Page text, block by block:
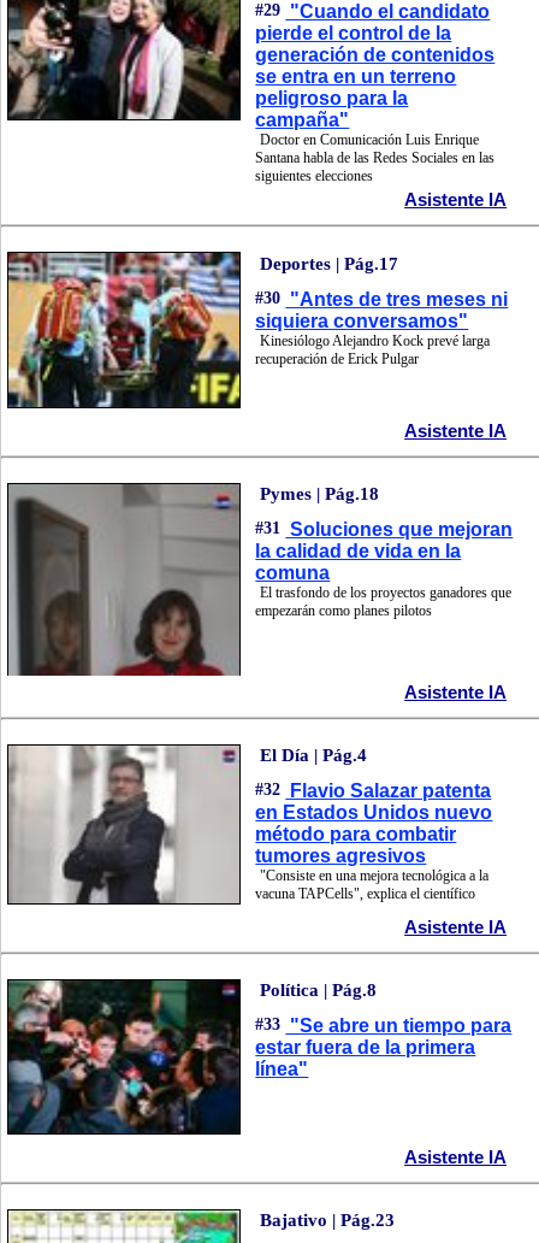
#29 "Cuando el candidato
pierde el control de la
generación de contenidos
se entra en un terreno
peligroso para la
campaña"
Doctor en Comunicación Luis Enrique
Santana habla de las Redes Sociales en las
siguientes elecciones
Asistente IA
Deportes | Pág.17
#30 "Antes de tres meses ni
siquiera conversamos"
Kinesiólogo Alejandro Kock prevé larga
recuperación de Erick Pulgar
Asistente IA
Pymes | Pág.18
#31 Soluciones que mejoran
la calidad de vida en la
comuna
El trasfondo de los proyectos ganadores que
empezarán como planes pilotos
Asistente IA
El Día | Pág.4
#32
Flavio Salazar patenta
en Estados Unidos nuevo
método para combatir
tumores agresivos
"Consiste en una mejora tecnológica a la
vacuna TAPCells", explica el científico
Asistente IA
Política | Pág.8
#33 "Se abre un tiempo para
estar fuera de la primera
línea"
Asistente IA
Bajativo | Pág.23